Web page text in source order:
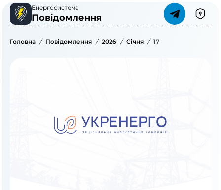
Енергосистема
Повідомлення
Головна / Повідомлення / 2026 / Січня / 17